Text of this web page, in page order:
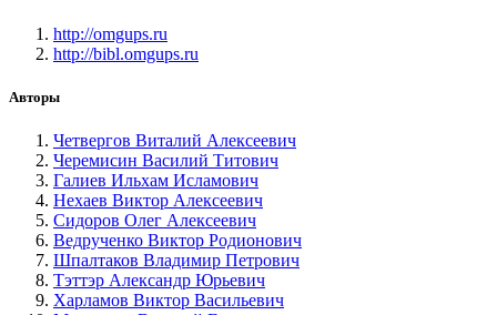
http://omgups.ru
http://bibl.omgups.ru
Авторы
Четвергов Виталий Алексеевич
Черемисин Василий Титович
Галиев Ильхам Исламович
Нехаев Виктор Алексеевич
Сидоров Олег Алексеевич
Ведрученко Виктор Родионович
Шпалтаков Владимир Петрович
Тэттэр Александр Юрьевич
Харламов Виктор Васильевич